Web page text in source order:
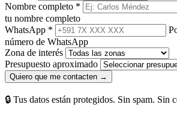
Nombre completo *
tu nombre completo
WhatsApp *
número de WhatsApp
Zona de interés
Presupuesto aproximado
Quiero que me contacten →
🔒 Tus datos están protegidos. Sin spam. Sin